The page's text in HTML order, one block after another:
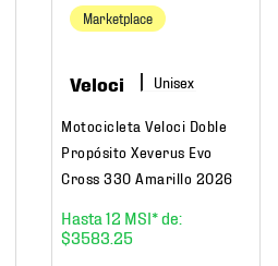
Marketplace
Veloci
Motocicleta Veloci Doble
Propósito Xeverus Evo
Cross 330 Amarillo 2026
12
$3583 25